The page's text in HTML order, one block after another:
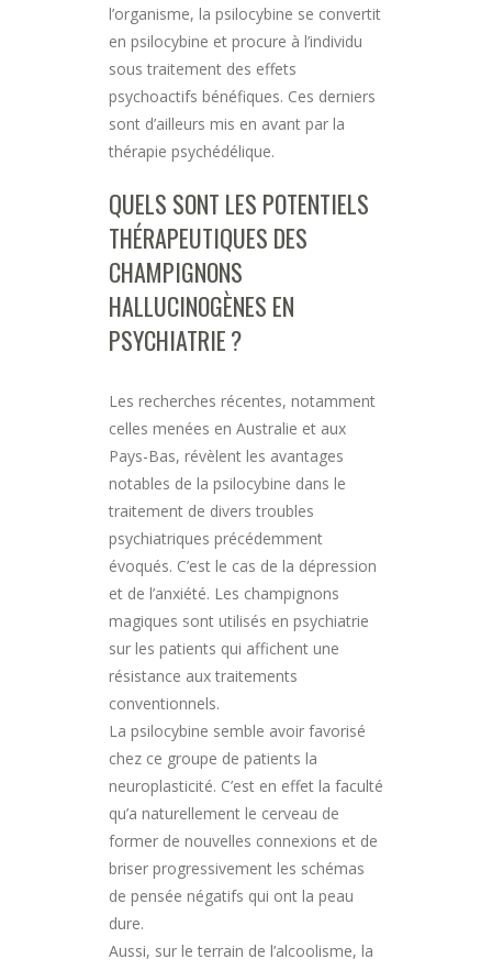
l’organisme, la psilocybine se convertit
en psilocybine et procure à l’individu
sous traitement des effets
psychoactifs bénéfiques. Ces derniers
sont d’ailleurs mis en avant par la
thérapie psychédélique.
QUELS SONT LES POTENTIELS
THÉRAPEUTIQUES DES
CHAMPIGNONS
HALLUCINOGÈNES EN
PSYCHIATRIE ?
Les recherches récentes, notamment
celles menées en Australie et aux
Pays-Bas, révèlent les avantages
notables de la psilocybine dans le
traitement de divers troubles
psychiatriques précédemment
évoqués. C’est le cas de la dépression
et de l’anxiété. Les champignons
magiques sont utilisés en psychiatrie
sur les patients qui affichent une
résistance aux traitements
conventionnels.
La psilocybine semble avoir favorisé
chez ce groupe de patients la
neuroplasticité. C’est en effet la faculté
qu’a naturellement le cerveau de
former de nouvelles connexions et de
briser progressivement les schémas
de pensée négatifs qui ont la peau
dure.
Aussi, sur le terrain de l’alcoolisme, la